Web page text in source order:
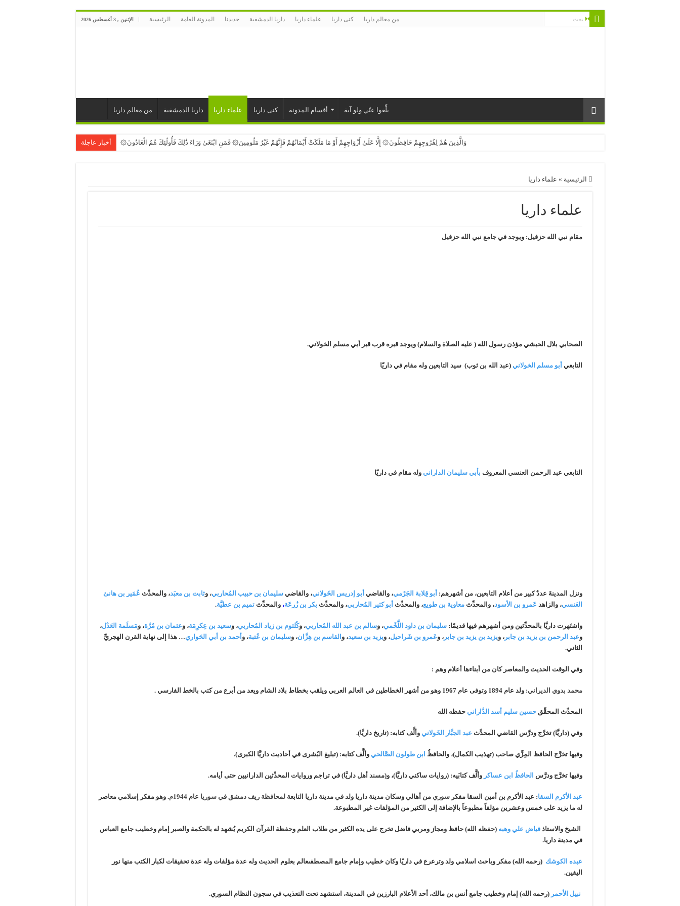
الإثنين , 3 أغسطس 2026 الرئيسية المدونة العامة جديدنا داريا الدمشقية علماء داريا كنى داريا من معالم داريا
من معالم داريا داريا الدمشقية علماء داريا كنى داريا أقسام المدونة بلِّغوا عنّي ولو آية
أخبار عاجلة وَالَّذِينَ هُمْ لِفُرُوجِهِمْ حَافِظُونَ۞ إِلَّا عَلَىٰ أَزْوَاجِهِمْ أَوْ مَا مَلَكَتْ أَيْمَانُهُمْ فَإِنَّهُمْ غَيْرُ مَلُومِينَ۞ فَمَنِ ابْتَغَىٰ وَرَاءَ ذَٰلِكَ فَأُولَٰئِكَ هُمُ الْعَادُونَ۞
الرئيسية » علماء داريا
علماء داريا
مقام نبي الله حزقيل: ويوجد في جامع نبي الله حزقيل
الصحابي بلال الحبشي مؤذن رسول الله ( عليه الصلاة والسلام) ويوجد قبره قرب قبر أبي مسلم الخولاني.
التابعي أبو مسلم الخولاني (عبد الله بن ثوب) سيد التابعين وله مقام في داريّا
التابعي عبد الرحمن العنسي المعروف بأبي سليمان الدارانيوله مقام في داريّا
ونزل المدينةَ عددٌ كبير من أعلام التابعين، من أشهرهم: أبو قِلابة الجَرْمي، والقاضي أبو إدريس الخَولاني، والقاضيسليمان بن حبيب المُحاربي، وثابت بن معبَد، والمحدِّث عُمَير بن هانئ
العَنسي، والزاهد عَمرو بن الأسود، والمحدِّثمعاوية بن طويع، والمحدِّث أبو كثير المُحاربي، والمحدِّث بكر بن زُرعَة، والمحدِّثتميم بن عطيَّة.
واشتَهرت داريَّا بالمحدِّثين ومن أشهرهم فيها قديمًا:سليمان بن داود اللَّخْمي، وسالم بن عبد الله المُحاربي، وكُلثوم بن زياد المُحاربي، وسعيد بن عِكرِمَة، وعثمان بن مُرَّة، ومَسلَمة العَدْل،
وعبد الرحمن بن يزيد بن جابر، ويزيد بن يزيد بن جابر، وعَمرو بن شَراحيل، ويزيد بن سعيد، و القاسم بن هِزَّان، وسليمان بن عُتبة، و أحمد بن أبي الحَواري… هذا إلى نهاية القرن الهجريِّ
الثاني.
وفي الوقت الحديث والمعاصر كان من أبناءها أعلام وهم :
محمد بدوي الديراني: ولد عام 1894 وتوفى عام 1967 وهو من أشهر الخطاطين في العالم العربي ويلقب بخطاط بلاد الشام ويعد من أبرع من كتب بالخط الفارسي .
المحدِّث المحقِّقحسين سليم أسد الدَّاراني حفظه الله
وفي (داريَّا) تخرَّج ودرَّس القاضي المحدِّث عبد الجبَّار الخَولاني وألَّف كتابه: (تاريخ داريَّا).
وفيها تخرَّج الحافظ المِزِّي صاحب (تهذيب الكمال)، والحافظُ ابن طولون الصَّالحي وألَّف كتابه: (تبليغ البُشرى في أحاديث داريَّا الكبرى).
وفيها تخرَّج ودرَّس الحافظُ ابن عساكر وألَّف كتابَيه: (روايات ساكني داريَّا)، و(مسند أهل داريَّا) في تراجم وروايات المحدِّثين الدارانيين حتى أيامه.
عبد الأكرم السقا: عبد الأكرم بن أمين السقا مفكرسوري من أهالي وسكان مدينة داريا ولد في مدينة داريا التابعةلمحافظة ريف دمشق فيسوريا عام1944م . وهو مفكر إسلامي معاصر
له ما يزيد على خمس وعشرين مؤلفاً مطبوعاً بالإضافة إلى الكثير من المؤلفات غير المطبوعة.
الشيخ والاستاذ فياض علي وهبه (حفظه الله) حافظ ومجاز ومربي فاضل تخرج على يده الكثير من طلاب العلم وحفظة القرآن الكريم يُشهد له بالحكمة والصبر إمام وخطيب جامع العباس
في مدينة داريا.
عبده الكوشك (رحمه الله) مفكر وباحث اسلامي ولد وترعرع في داريّا وكان خطيب وإمام جامع المصطفىعالم بعلوم الحديث وله عدة مؤلفات وله عدة تحقيقات لكبار الكتب منها نور
اليقين.
نبيل الأحمر (رحمه الله) إمام وخطيب جامع أنس بن مالك، أحد الأعلام البارزين في المدينة، استشهد تحت التعذيب في سجون النظام السوري.